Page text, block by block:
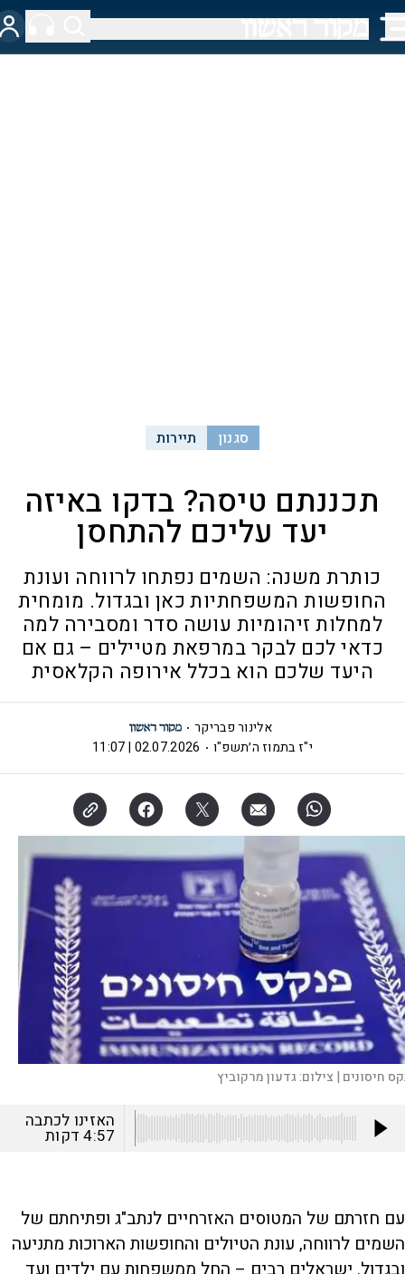
סגנון תיירות
תכננתם טיסה? בדקו באיזה
יעד עליכם להתחסן
כותרת משנה: השמים נפתחו לרווחה ועונת
החופשות המשפחתיות כאן ובגדול. מומחית
למחלות זיהומיות עושה סדר ומסבירה למה
כדאי לכם לבקר במרפאת מטיילים – גם אם
היעד שלכם הוא בכלל אירופה הקלאסית
אלינור פבריקר
י"ז בתמוז ה׳תשפ"ו
02.07.2026 | 11:07
חיסונים | צילום:גדעון מרקוביץ
האזינו לכתבה
4:57דקות
עם חזרתם של המטוסים האזרחיים לנתב"ג ופתיחתם של
השמים לרווחה, עונת הטיולים והחופשות הארוכות מתניעה